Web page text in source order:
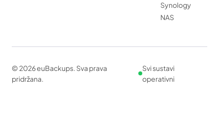
Synology
NAS
© 2026 euBackups. Sva prava
pridržana.
Svi sustavi
operativni